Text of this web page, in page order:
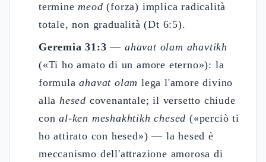
terminemeod (forza) implica radicalità
totale, non gradualità (Dt 6:5).
Geremia 31:3 —ahavat olam ahavtikh
(«Ti ho amato di un amore eterno»): la
formulaahavat olam lega l'amore divino
alla hesed covenantale; il versetto chiude
conal-ken meshakhtikh chesed («perciò ti
ho attirato con hesed») — la hesed è
meccanismo dell'attrazione amorosa di